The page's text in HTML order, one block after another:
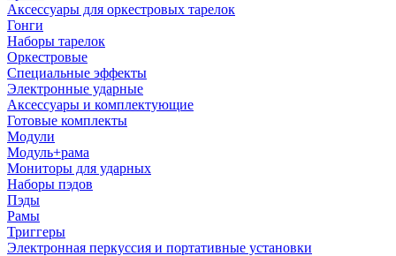
Аксессуары для оркестровых тарелок
Гонги
Наборы тарелок
Оркестровые
Специальные эффекты
Электронные ударные
Аксессуары и комплектующие
Готовые комплекты
Модули
Модуль+рама
Мониторы для ударных
Наборы пэдов
Пэды
Рамы
Триггеры
Электронная перкуссия и портативные установки